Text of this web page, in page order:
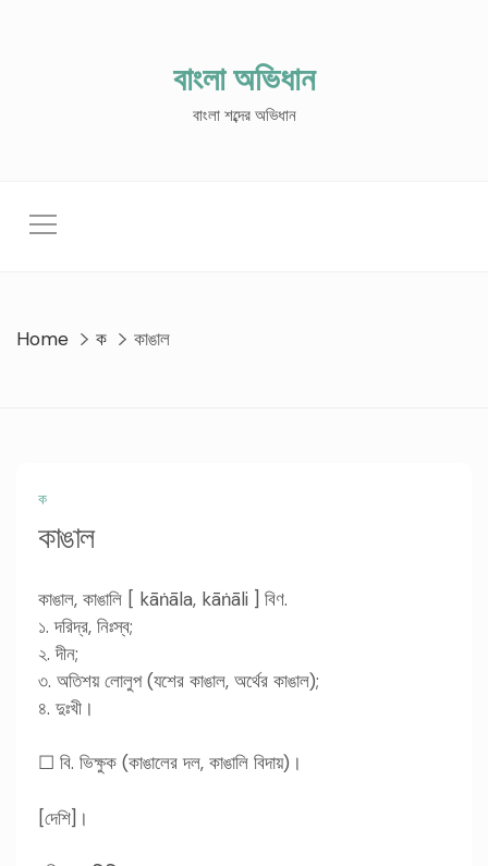
বাংলা অভিধান
বাংলা শব্দের অভিধান
Home ক কাঙাল
ক
কাঙাল
কাঙাল, কাঙালি [ kāṅāla, kāṅāli ] বিণ.
১. দরিদ্র, নিঃস্ব;
২. দীন;
৩. অতিশয় লোলুপ (যশের কাঙাল, অর্থের কাঙাল);
৪. দুঃখী।
☐ বি. ভিক্ষুক (কাঙালের দল, কাঙালি বিদায়)।
[দেশি]।